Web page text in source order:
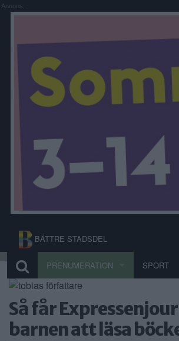
Annons:
BÄTTRE STADSDEL
PRENUMERATION SPORT
Så får
barnen att läsa